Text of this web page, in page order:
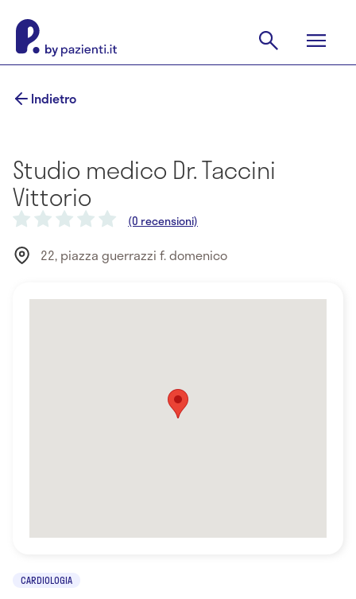
Indietro
Studio medico Dr. Taccini
Vittorio
(0 recensioni)
22, piazza guerrazzi f. domenico
CARDIOLOGIA